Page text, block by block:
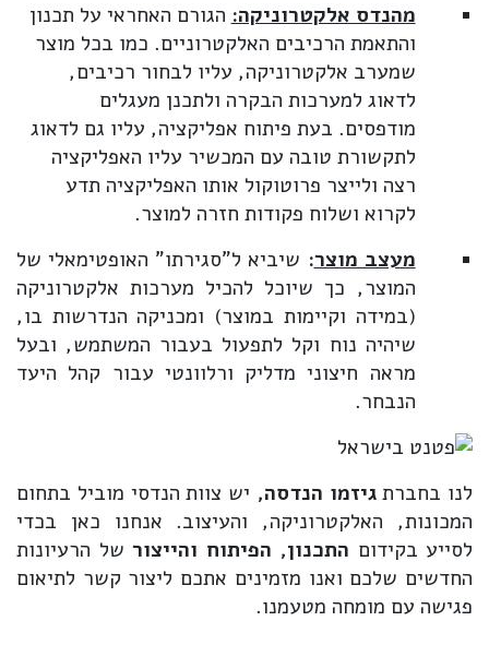
מהנדס אלקטרוניקה: הגורם האחראי על תכנון
והתאמת הרכיבים האלקטרוניים. כמו בכל מוצר
שמערב אלקטרוניקה, עליו לבחור רכיבים,
לדאוג למערכות הבקרה ולתכנן מעגלים
מודפסים. בעת פיתוח אפליקציה, עליו גם לדאוג
לתקשורת טובה עם המכשיר עליו האפליקציה
רצה ולייצר פרוטוקול אותו האפליקציה תדע
לקרוא ושלוח פקודות חזרה למוצר.
מעצב מוצר: שיביא ל"סגירתו" האופטימאלי של
המוצר, כך שיוכל להכיל מערכות אלקטרוניקה
(במידה וקיימות במוצר) ומכניקה הנדרשות בו,
שיהיה נוח וקל לתפעול בעבור המשתמש, ובעל
מראה חיצוני מדליק ורלוונטי עבור קהל היעד
הנבחר.
לנו בחברתגיזמו הנדסה, יש צוות הנדסי מוביל בתחום
המכונות, האלקטרוניקה, והעיצוב. אנחנו כאן בכדי
לסייע בקידום התכנון, הפיתוח והייצור של הרעיונות
החדשים שלכם ואנו מזמינים אתכם ליצור קשר לתיאום
פגישה עם מומחה מטעמנו.